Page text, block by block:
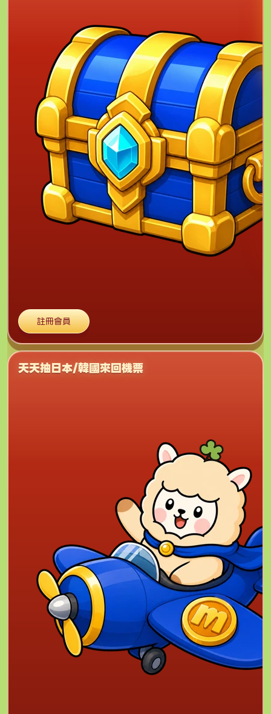
註冊會員
天天抽日本/韓國來回機票